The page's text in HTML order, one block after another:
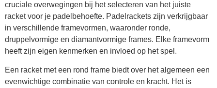
cruciale overwegingen bij het selecteren van het juiste
racket voor je padelbehoefte. Padelrackets zijn verkrijgbaar
in verschillende framevormen, waaronder ronde,
druppelvormige en diamantvormige frames. Elke framevorm
heeft zijn eigen kenmerken en invloed op het spel.
Een racket met een rond frame biedt over het algemeen een
evenwichtige combinatie van controle en kracht. Het is